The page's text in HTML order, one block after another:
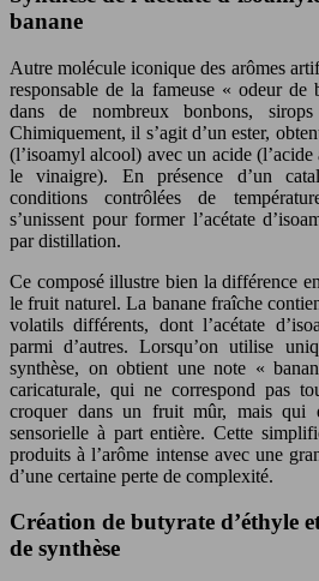
banane
Autre molécule iconique des arômes
responsable de la fameuse « odeur de
dans de nombreux bonbons, sirops
Chimiquement, il s’agit d’un ester,
(l’isoamyl alcool) avec un acide
le vinaigre). En présence d’un
conditions contrôlées de
s’unissent pour former l’acétate
par distillation.
Ce composé illustre bien la différence
le fruit naturel. La banane fraîche
volatils différents, dont l’acétate
parmi d’autres. Lorsqu’on utilise
synthèse, on obtient une note «
caricaturale, qui ne correspond pas
croquer dans un fruit mûr, mais qui
sensorielle à part entière. Cette
produits à l’arôme intense avec une
d’une certaine perte de complexité.
Création de butyrate d’éthyle
de synthèse